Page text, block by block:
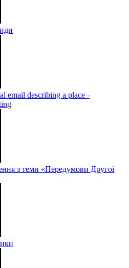
email describing a place -
з теми «Передумови Другої